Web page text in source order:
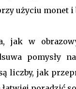
użyciu monet
jak w
pomysły
liczby, jak